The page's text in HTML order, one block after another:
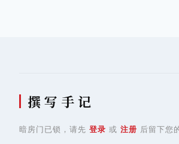
撰 写 手 记
暗房门已锁，请先 登录 或 注册 后留下您